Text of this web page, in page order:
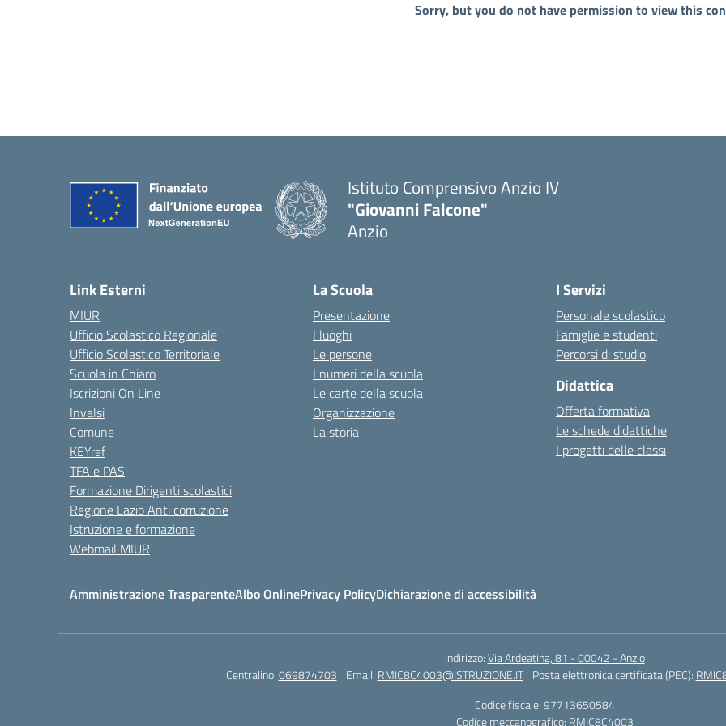
Sorry, but you do not have permission to view this
Istituto Comprensivo Anzio IV
"Giovanni Falcone"
Anzio
Link Esterni
MIUR
Ufficio Scolastico Regionale
Ufficio Scolastico Territoriale
Scuola in Chiaro
Iscrizioni On Line
Invalsi
Comune
KEYref
TFA e PAS
Formazione Dirigenti scolastici
Regione Lazio Anti corruzione
Istruzione e formazione
Webmail MIUR
La Scuola
Presentazione
I luoghi
Le persone
I numeri della scuola
Le carte della scuola
Organizzazione
La storia
I Servizi
Personale scolastico
Famiglie e studenti
Percorsi di studio
Didattica
Offerta formativa
Le schede didattiche
I progetti delle classi
Amministrazione TrasparenteAlbo OnlinePrivacy PolicyDichiarazione di accessibilità
Indirizzo:Via Ardeatina, 81 - 00042 - Anzio
Centralino:069874703 Email: RMIC8C4003@ISTRUZIONE.IT Posta elettronica certificata (PEC):
Codice fiscale: 97713650584
Codice meccanografico: RMIC8C4003